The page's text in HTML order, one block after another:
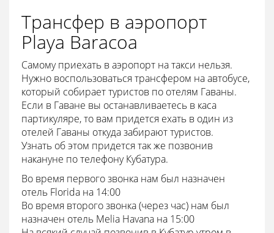
Трансфер в аэропорт
Playa Baracoa
Самому приехать в аэропорт на такси нельзя.
Нужно воспользоваться трансфером на автобусе,
который собирает туристов по отелям Гаваны.
Если в Гаване вы останавливаетесь в каса
партикуляре, то вам придется ехать в один из
отелей Гаваны откуда забирают туристов.
Узнать об этом придется так же позвонив
накануне по телефону Кубатура.
Во время первого звонка нам был назначен
отель Florida на 14:00
Во время второго звонка (через час) нам был
назначен отель Melia Havana на 15:00